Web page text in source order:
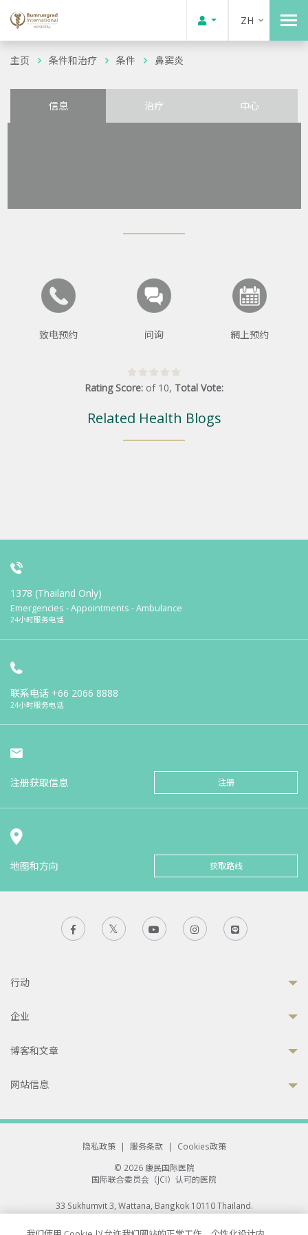
ZH
主页 条件和治疗 条件 鼻窦炎
信息 治疗 中心
致电预约 问询 網上预约
Rating Score: of 10, Total Vote:
Related Health Blogs
1378 (Thailand Only)
Emergencies - Appointments - Ambulance
24小时服务电话
联系电话 +66 2066 8888
24小时服务电话
注册获取信息 注册
地图和方向 获取路线
行动
企业
博客和文章
网站信息
隐私政策 | 服务条款 |
Cookies政策
© 2026 康民国际医院
国际联合委员会（JCI）认可的医院
33 Sukhumvit 3, Wattana, Bangkok 10110 Thailand.
All rights reserved.